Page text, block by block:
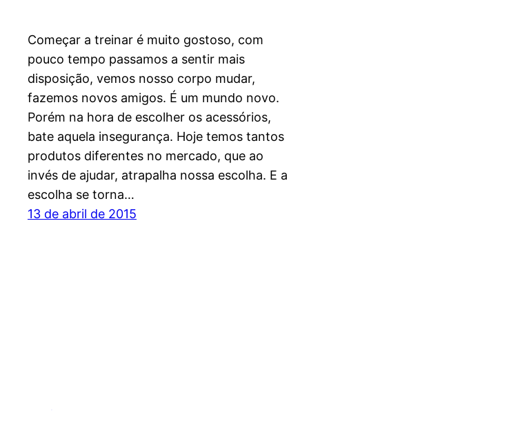
Começar a treinar é muito gostoso, com
pouco tempo passamos a sentir mais
disposição, vemos nosso corpo mudar,
fazemos novos amigos. É um mundo novo.
Porém na hora de escolher os acessórios,
bate aquela insegurança. Hoje temos tantos
produtos diferentes no mercado, que ao
invés de ajudar, atrapalha nossa escolha. E a
escolha se torna…
13 de abril de 2015
Espírito Outdoor – O site dos esportes de endurance